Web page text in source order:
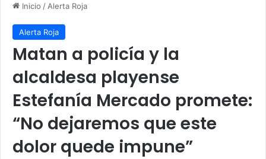
Inicio / Alerta Roja
Alerta Roja
Matan a policía y la
alcaldesa playense
Estefanía Mercado promete:
“No dejaremos que este
dolor quede impune”